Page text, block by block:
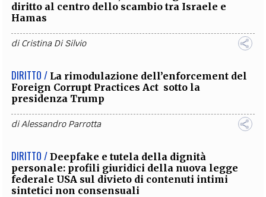
diritto al centro dello scambio tra Israele e
Hamas
diCristina Di Silvio
DIRITTO / La rimodulazione dell’enforcement del
Foreign Corrupt Practices Act sotto la
presidenza Trump
diAlessandro Parrotta
DIRITTO / Deepfake e tutela della dignità
personale: profili giuridici della nuova legge
federale USA sul divieto di contenuti intimi
sintetici non consensuali